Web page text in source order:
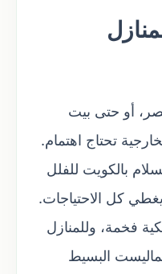
أو حتى بيت
تحتاج اهتمام.
بالكويت للفلل
كل الاحتياجات.
فخمة، وللمنازل
البسيط